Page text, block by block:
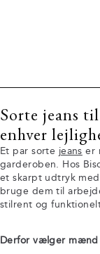
Sorte jeans
enhver
Et par sorte jeans er
garderoben. Hos
et skarpt udtryk
bruge dem til
stilrent og
Derfor vælger mænd